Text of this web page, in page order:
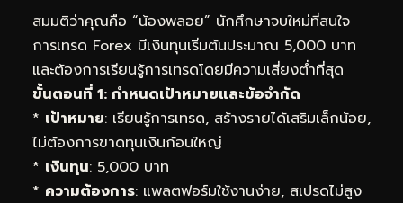
สมมติว่าคุณคือ “น้องพลอย” นักศึกษาจบใหม่ที่สนใจ
การเทรด Forex มีเงินทุนเริ่มต้นประมาณ 5,000 บาท
และต้องการเรียนรู้การเทรดโดยมีความเสี่ยงต่ำที่สุด
ขั้นตอนที่ 1: กำหนดเป้าหมายและข้อจำกัด
* เป้าหมาย: เรียนรู้การเทรด, สร้างรายได้เสริมเล็กน้อย,
ไม่ต้องการขาดทุนเงินก้อนใหญ่
* เงินทุน: 5,000 บาท
* ความต้องการ: แพลตฟอร์มใช้งานง่าย, สเปรดไม่สูง